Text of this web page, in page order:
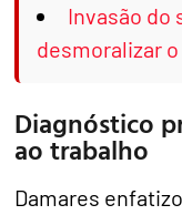
Invasão do
desmoralizar
Diagnóstico
ao trabalho
Damares